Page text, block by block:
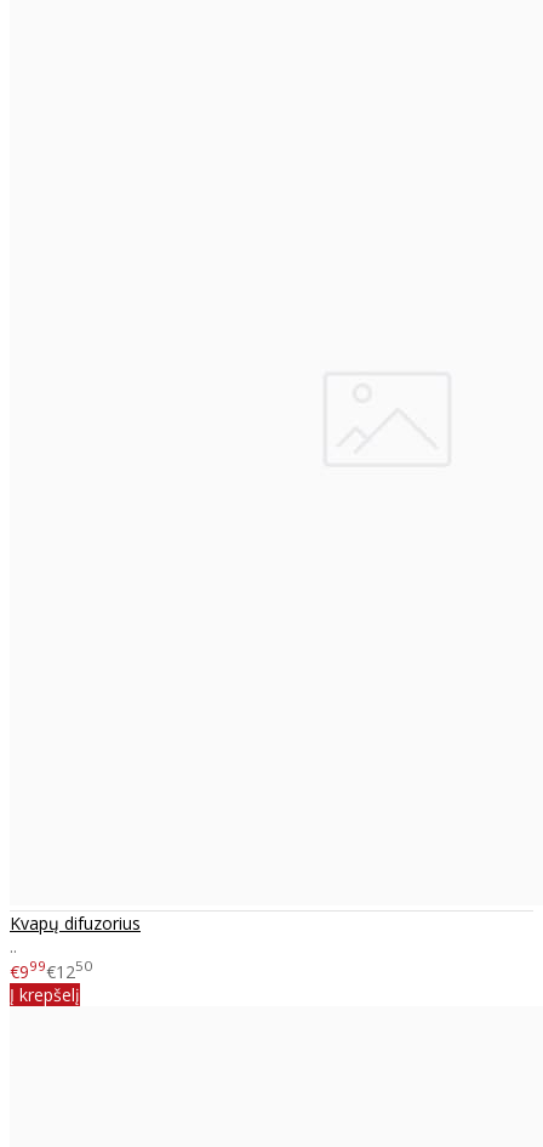
Kvapų difuzorius
..
€999€1250
Į krepšelį